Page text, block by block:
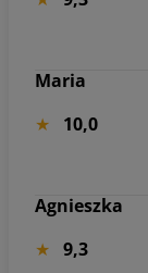
Maria
10,0
Agnieszka
9,3